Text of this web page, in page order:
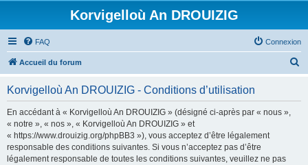
Korvigelloù An DROUIZIG
FAQ Connexion
Accueil du forum
Korvigelloù An DROUIZIG - Conditions d’utilisation
En accédant à « Korvigelloù An DROUIZIG » (désigné ci-après par « nous »,
« notre », « nos », « Korvigelloù An DROUIZIG » et
« https://www.drouizig.org/phpBB3 »), vous acceptez d’être légalement
responsable des conditions suivantes. Si vous n’acceptez pas d’être
légalement responsable de toutes les conditions suivantes, veuillez ne pas